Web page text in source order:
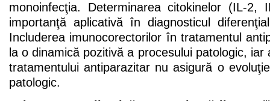
monoinfecţia. Determinarea citokinelor (IL-
importanţă aplicativă în diagnosticul
Includerea imunocorectorilor în tratamentul
la o dinamică pozitivă a procesului patologic,
tratamentului antiparazitar nu asigură o
patologic.